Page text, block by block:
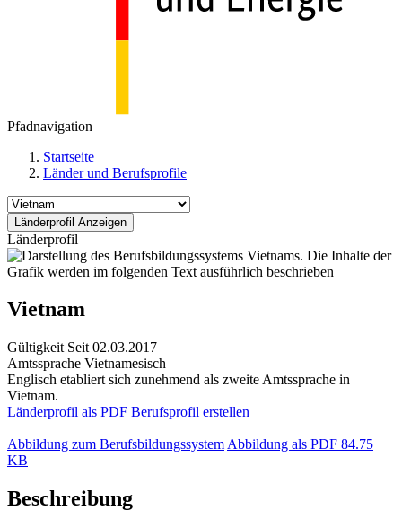
Pfadnavigation
Startseite
Länder und Berufsprofile
Länderprofil
Vietnam
Gültigkeit Seit 02.03.2017
Amtssprache Vietnamesisch
Englisch etabliert sich zunehmend als zweite Amtssprache in
Vietnam.
Länderprofil als PDF Berufsprofil erstellen
Abbildung zum Berufsbildungssystem Abbildung als PDF 84.75
KB
Beschreibung